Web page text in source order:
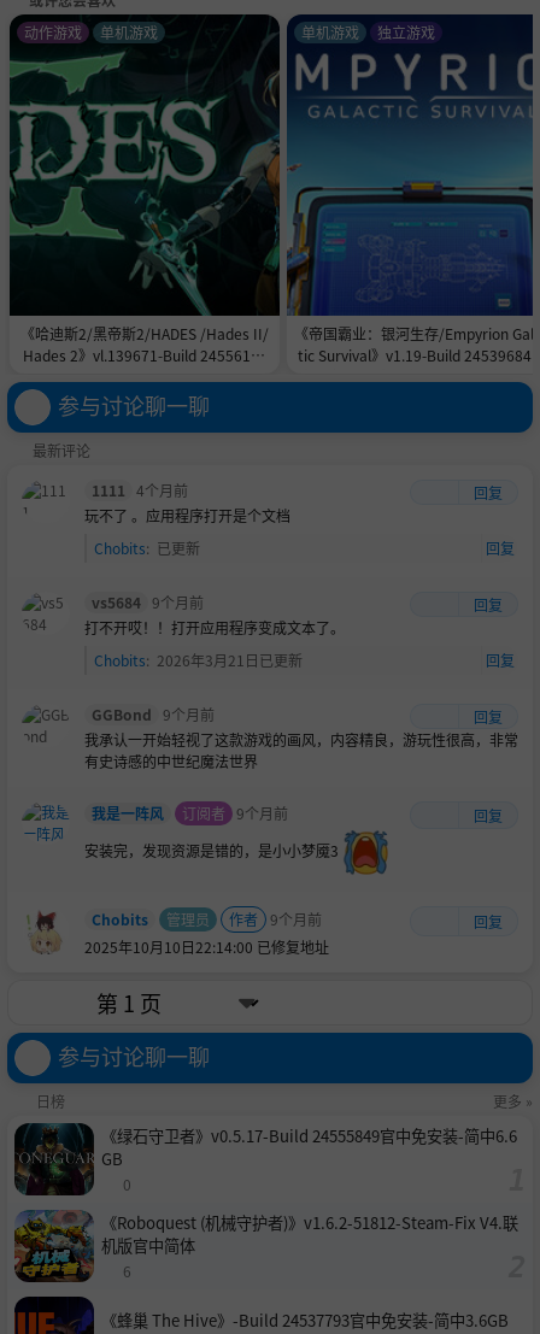
你将化身孤胆英雄，揭竿而起，反抗阿兹拉的暴政，也可以
同步施展攻击，就能化作令人咂舌的连锁技！
故事和背叛。从格兰德里鎏金矿脉到贾罗巴苍翠森林，这场
奇幻历险中，您踏过的每一步都有Gareth Coker （代表作
《奥日与黑暗森林》、《光环：无限》、《波斯王子》）、
北村友香（代表作《黑暗之魂》、《艾尔登法环》）和Mick
知名作曲家气势如虹的瑰丽配乐与您相伴！
需要使用控制器才能启用本地多人游戏功能。
《哈迪斯2/黑帝斯2/HADES /Hades II/
Hades 2》vl.139671-Build 24556151
官中免安装-简中|容量11.0GB
动作游戏 单机游戏
《帝国霸业：银河生存/Empyrion
tic Survival》v1.19-Build 24539684
中免安装-简中|支持键鼠.手柄|容量
单机游戏 独立游戏
参与讨论聊一聊
最新评论
1111 4个月前
回复
玩不了 。应用程序打开是个文档
Chobits: 已更新 回复
vs5684 9个月前
回复
打不开哎！！打开应用程序变成文本了。
Chobits: 2026年3月21日已更新 回复
GGBond 9个月前
回复
我承认一开始轻视了这款游戏的画风，内容精良，游玩性很高，非常
有史诗感的中世纪魔法世界
我是一阵风 订阅者 9个月前
回复
安装完，发现资源是错的，是小小梦魇3
Chobits 管理员 作者 9个月前
回复
2025年10月10日22:14:00 已修复地址
参与讨论聊一聊
日榜 更多 »
《绿石守卫者》v0.5.17-Build 24555849官中免安装-简中6.6
GB
0
《Roboquest (机械守护者)》v1.6.2-51812-Steam-Fix V4.联
机版官中简体
6
《蜂巢 The Hive》-Build 24537793官中免安装-简中3.6GB